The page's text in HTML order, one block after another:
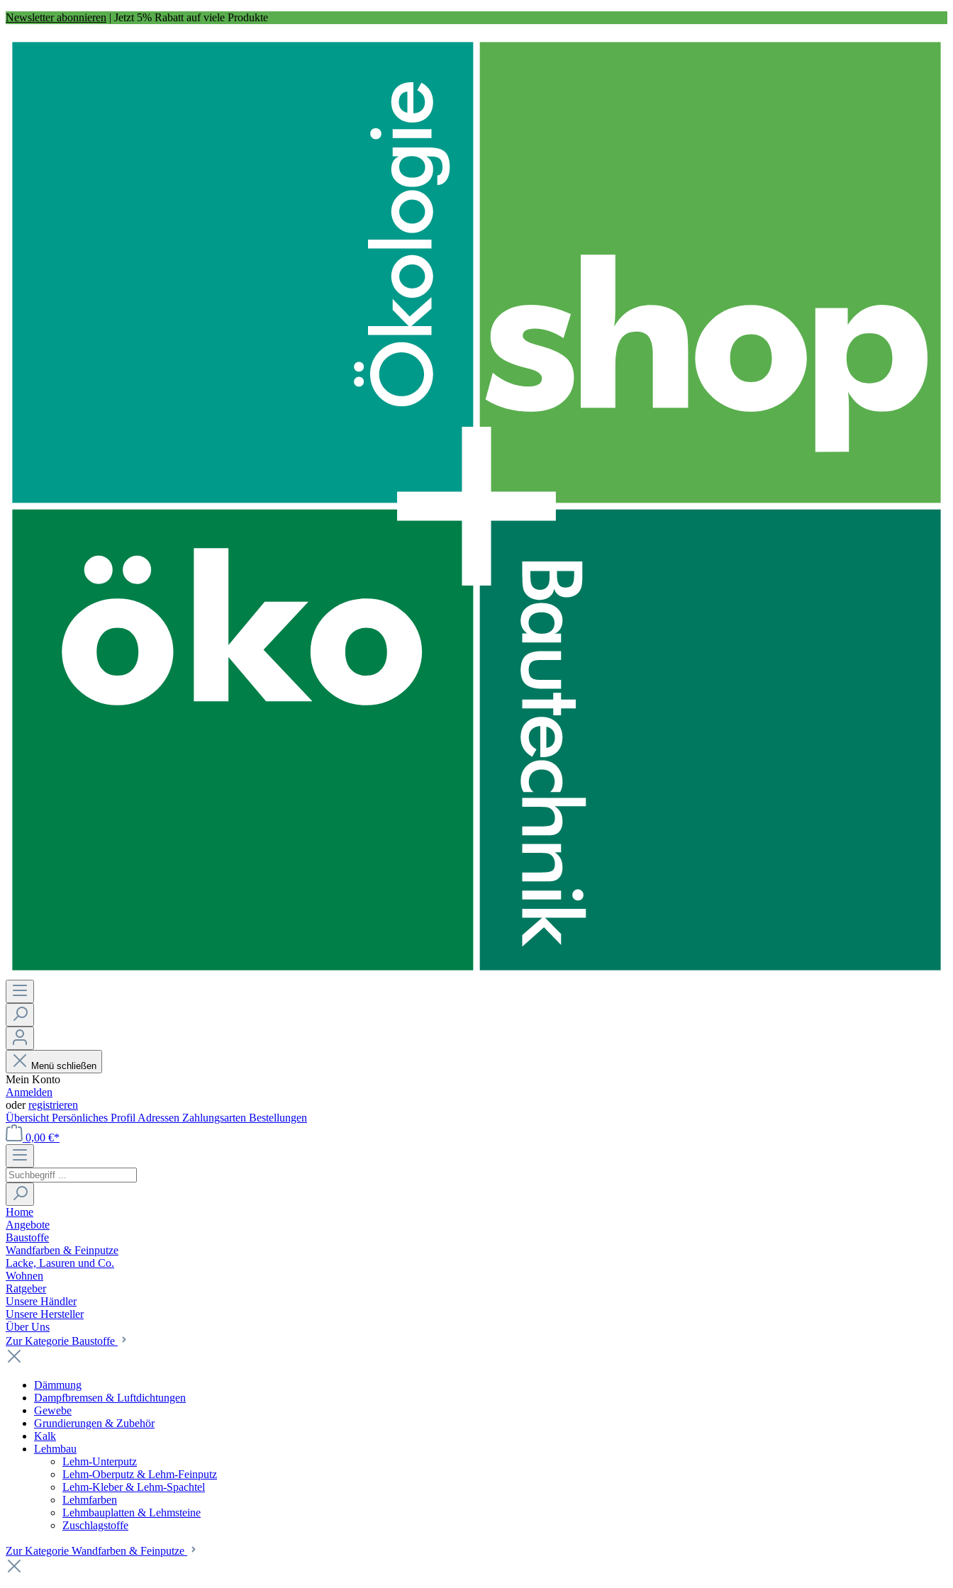
Newsletter abonnieren | Jetzt 5% Rabatt auf viele Produkte
Menü schließen
Mein Konto
Anmelden
oderregistrieren
Übersicht Persönliches Profil Adressen Zahlungsarten Bestellungen
0,00 €*
Home
Angebote
Baustoffe
Wandfarben & Feinputze
Lacke, Lasuren und Co.
Wohnen
Ratgeber
Unsere Händler
Unsere Hersteller
Über Uns
Zur Kategorie Baustoffe
Dämmung
Dampfbremsen & Luftdichtungen
Gewebe
Grundierungen & Zubehör
Kalk
Lehmbau
Lehm-Unterputz
Lehm-Oberputz & Lehm-Feinputz
Lehm-Kleber & Lehm-Spachtel
Lehmfarben
Lehmbauplatten & Lehmsteine
Zuschlagstoffe
Zur Kategorie Wandfarben & Feinputze